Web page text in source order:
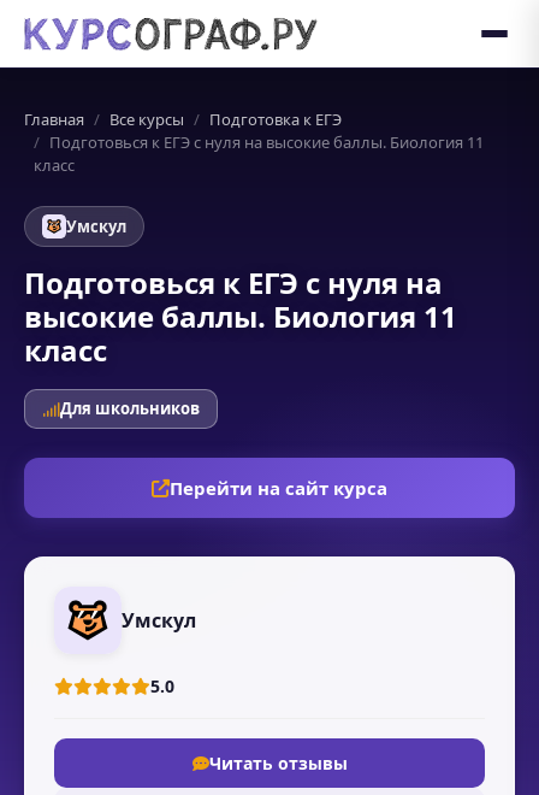
Главная Все курсы
Подготовка к ЕГЭ
Подготовься к ЕГЭ с нуля на высокие баллы. Биология 11
класс
Умскул
Подготовься к ЕГЭ с нуля на
высокие баллы. Биология 11
класс
Для школьников
Перейти на сайт курса
Умскул
5.0
Читать отзывы